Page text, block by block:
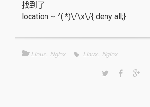
找到了
location ~ ^(.*)\/\x\/{ deny all;}
Linux, Nginx Linux, Nginx